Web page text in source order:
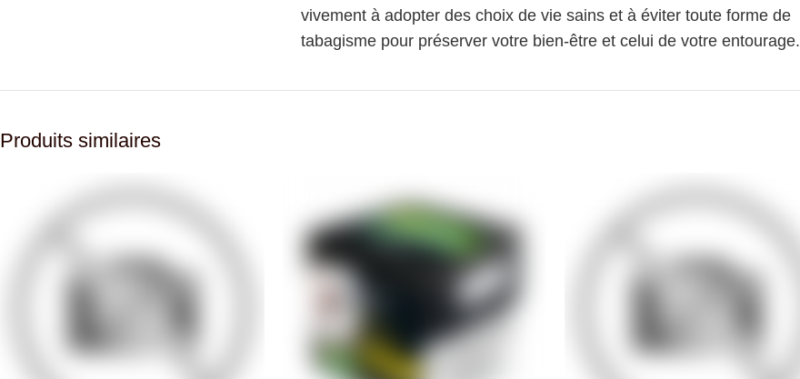
vivement à adopter des choix de vie sains et à éviter toute forme de
tabagisme pour préserver votre bien-être et celui de votre entourage.
Produits similaires